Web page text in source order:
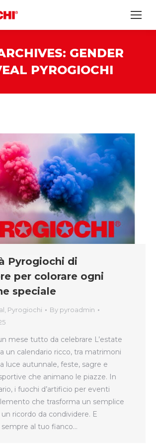
GENDER
PYROGIOCHI
Pyrogiochi di
per colorare ogni
speciale
, Pyrogiochi By pyroadmin
mese tutto da celebrare L’estate
un calendario ricco, tra matrimoni
luce autunnale, feste, sagre e
che animano le piazze. In
i fuochi d’artificio per eventi
che trasforma un semplice
ricordo da condividere. E
al tuo fianco…